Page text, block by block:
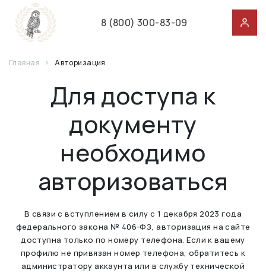
8 (800) 300-83-09
Главная Авторизация
Для доступа к
документу
необходимо
авторизоваться
В связи с вступлением в силу с 1 декабря 2023 года
федерального закона № 406-ФЗ, авторизация на сайте
доступна только по номеру телефона. Если к вашему
профилю не привязан номер телефона, обратитесь к
администратору аккаунта или в службу технической